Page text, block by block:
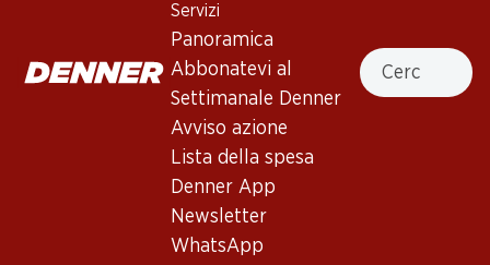
Servizi
Panoramica
Abbonatevi al
Settimanale Denner
Avviso azione
Lista della spesa
Denner App
Newsletter
WhatsApp
Cercare
Rosso porpora. Molto speziato. Aromi di bacche nere
accompagnati da una nota di cuoio. Corpo medio e ben
strutturato con un bel finale.